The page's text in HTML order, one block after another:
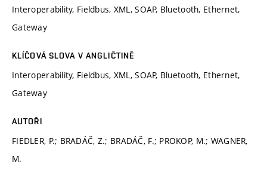
Interoperability, Fieldbus, XML, SOAP, Bluetooth, Ethernet,
Gateway
KLÍČOVÁ SLOVA V ANGLIČTINĚ
Interoperability, Fieldbus, XML, SOAP, Bluetooth, Ethernet,
Gateway
AUTOŘI
FIEDLER, P.; BRADÁČ, Z.; BRADÁČ, F.; PROKOP, M.; WAGNER,
M.